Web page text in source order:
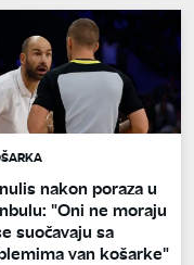
nakon poraza u
"Oni ne moraju
suočavaju sa
van košarke"